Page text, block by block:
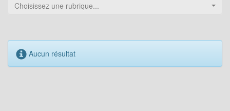
Choisissez une rubrique...
Aucun résultat